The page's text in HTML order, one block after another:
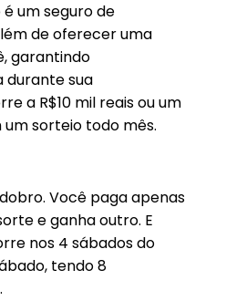
um seguro de
de oferecer uma
garantindo
durante sua
a R$10 mil reais ou um
sorteio todo mês.
Você paga apenas
e ganha outro. E
nos 4 sábados do
tendo 8